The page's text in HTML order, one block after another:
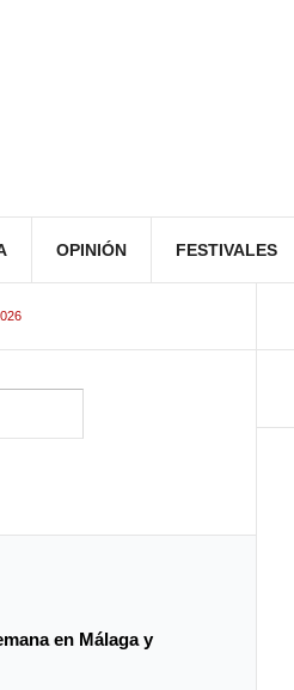
OPINIÓN FESTIVALES
en Málaga y